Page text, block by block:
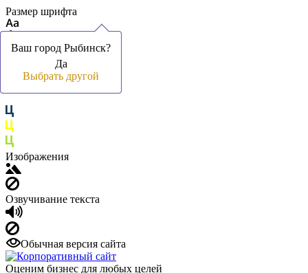
Размер шрифта
Цвет фона и шрифта
Изображения
Озвучивание текста
Обычная версия сайта
Оценим бизнес для любых целей
Ваш город Рыбинск?
Да
Выбрать другой
Ваш город Рыбинск?
Да
Выбрать другой